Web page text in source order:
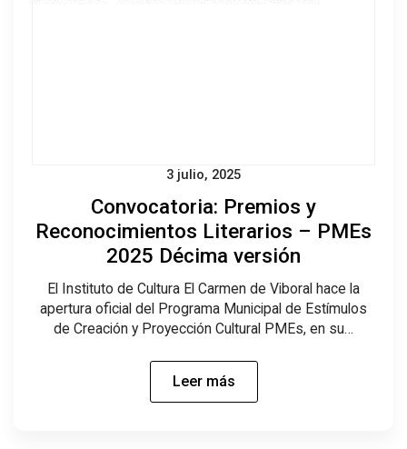
Convocatoria: Premios y
Reconocimientos Literarios – PMEs
2025 Décima versión
3 julio, 2025
El Instituto de Cultura El Carmen de Viboral hace la
apertura oficial del Programa Municipal de Estímulos
de Creación y Proyección Cultural PMEs, en su…
Leer más